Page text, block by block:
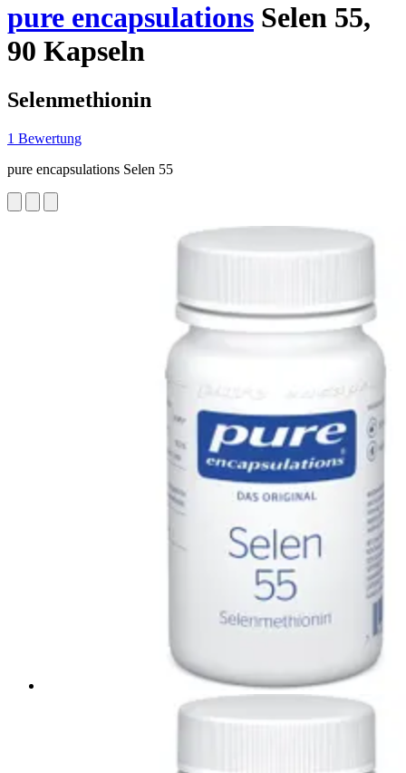
pure encapsulations Selen 55,
90 Kapseln
Selenmethionin
1 Bewertung
pure encapsulations Selen 55